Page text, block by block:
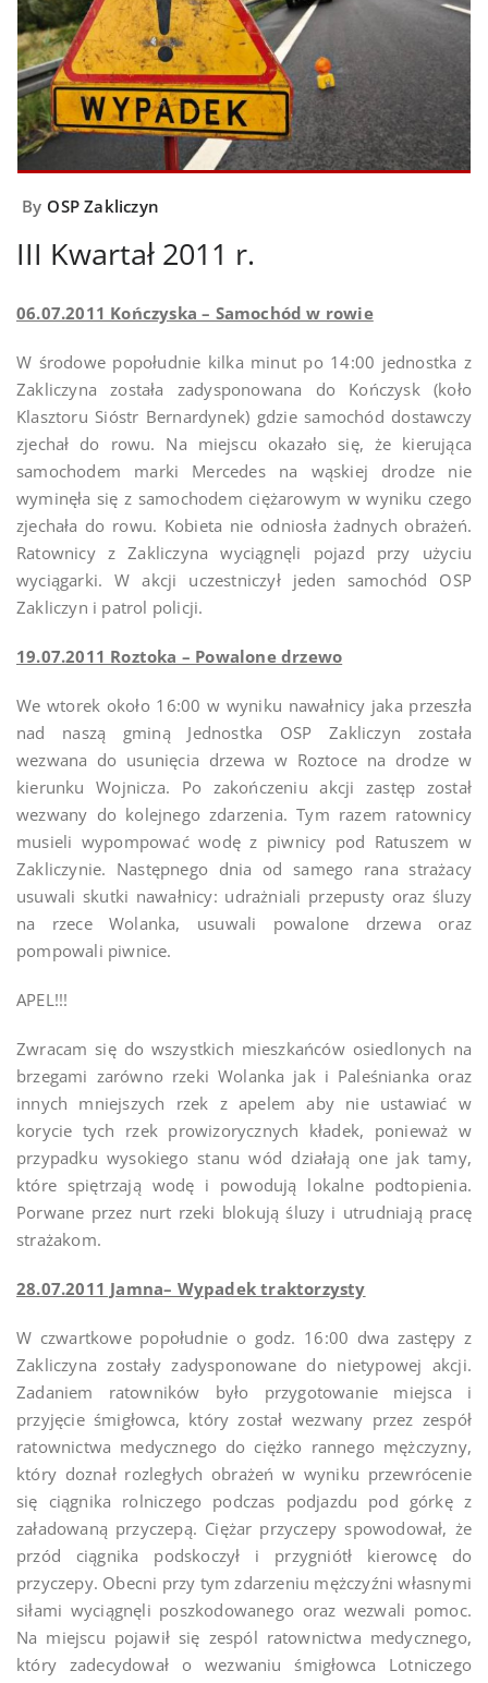
By OSP Zakliczyn
III Kwartał 2011 r.
06.07.2011 Kończyska – Samochód w rowie
W środowe popołudnie kilka minut po 14:00 jednostka z
Zakliczyna została zadysponowana do Kończysk (koło
Klasztoru Sióstr Bernardynek) gdzie samochód dostawczy
zjechał do rowu. Na miejscu okazało się, że kierująca
samochodem marki Mercedes na wąskiej drodze nie
wyminęła się z samochodem ciężarowym w wyniku czego
zjechała do rowu. Kobieta nie odniosła żadnych obrażeń.
Ratownicy z Zakliczyna wyciągnęli pojazd przy użyciu
wyciągarki. W akcji uczestniczył jeden samochód OSP
Zakliczyn i patrol policji.
19.07.2011 Roztoka – Powalone drzewo
We wtorek około 16:00 w wyniku nawałnicy jaka przeszła
nad naszą gminą Jednostka OSP Zakliczyn została
wezwana do usunięcia drzewa w Roztoce na drodze w
kierunku Wojnicza. Po zakończeniu akcji zastęp został
wezwany do kolejnego zdarzenia. Tym razem ratownicy
musieli wypompować wodę z piwnicy pod Ratuszem w
Zakliczynie. Następnego dnia od samego rana strażacy
usuwali skutki nawałnicy: udrażniali przepusty oraz śluzy
na rzece Wolanka, usuwali powalone drzewa oraz
pompowali piwnice.
APEL!!!
Zwracam się do wszystkich mieszkańców osiedlonych na
brzegami zarówno rzeki Wolanka jak i Paleśnianka oraz
innych mniejszych rzek z apelem aby nie ustawiać w
korycie tych rzek prowizorycznych kładek, ponieważ w
przypadku wysokiego stanu wód działają one jak tamy,
które spiętrzają wodę i powodują lokalne podtopienia.
Porwane przez nurt rzeki blokują śluzy i utrudniają pracę
strażakom.
28.07.2011 Jamna– Wypadek traktorzysty
W czwartkowe popołudnie o godz. 16:00 dwa zastępy z
Zakliczyna zostały zadysponowane do nietypowej akcji.
Zadaniem ratowników było przygotowanie miejsca i
przyjęcie śmigłowca, który został wezwany przez zespół
ratownictwa medycznego do ciężko rannego mężczyzny,
który doznał rozległych obrażeń w wyniku przewrócenie
się ciągnika rolniczego podczas podjazdu pod górkę z
załadowaną przyczepą. Ciężar przyczepy spowodował, że
przód ciągnika podskoczył i przygniótł kierowcę do
przyczepy. Obecni przy tym zdarzeniu mężczyźni własnymi
siłami wyciągnęli poszkodowanego oraz wezwali pomoc.
Na miejscu pojawił się zespól ratownictwa medycznego,
który zadecydował o wezwaniu śmigłowca Lotniczego